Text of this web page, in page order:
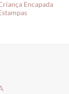
Encapada